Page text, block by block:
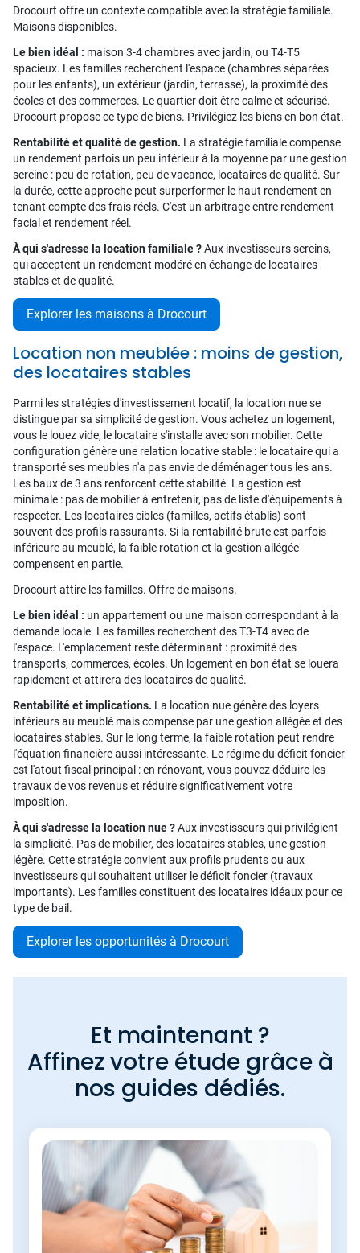
Drocourt offre un contexte compatible avec la stratégie familiale.
Maisons disponibles.
Le bien idéal : maison 3-4 chambres avec jardin, ou T4-T5
spacieux. Les familles recherchent l'espace (chambres séparées
pour les enfants), un extérieur (jardin, terrasse), la proximité des
écoles et des commerces. Le quartier doit être calme et sécurisé.
Drocourt propose ce type de biens. Privilégiez les biens en bon état.
Rentabilité et qualité de gestion. La stratégie familiale compense
un rendement parfois un peu inférieur à la moyenne par une gestion
sereine : peu de rotation, peu de vacance, locataires de qualité. Sur
la durée, cette approche peut surperformer le haut rendement en
tenant compte des frais réels. C'est un arbitrage entre rendement
facial et rendement réel.
À qui s'adresse la location familiale ?Aux investisseurs sereins,
qui acceptent un rendement modéré en échange de locataires
stables et de qualité.
Explorer les maisons à Drocourt
Location non meublée : moins de gestion,
des locataires stables
Parmi les stratégies d'investissement locatif, la location nue se
distingue par sa simplicité de gestion. Vous achetez un logement,
vous le louez vide, le locataire s'installe avec son mobilier. Cette
configuration génère une relation locative stable : le locataire qui a
transporté ses meubles n'a pas envie de déménager tous les ans.
Les baux de 3 ans renforcent cette stabilité. La gestion est
minimale : pas de mobilier à entretenir, pas de liste d'équipements à
respecter. Les locataires cibles (familles, actifs établis) sont
souvent des profils rassurants. Si la rentabilité brute est parfois
inférieure au meublé, la faible rotation et la gestion allégée
compensent en partie.
Drocourt attire les familles. Offre de maisons.
Le bien idéal : un appartement ou une maison correspondant à la
demande locale. Les familles recherchent des T3-T4 avec de
l'espace. L'emplacement reste déterminant : proximité des
transports, commerces, écoles. Un logement en bon état se louera
rapidement et attirera des locataires de qualité.
Rentabilité et implications. La location nue génère des loyers
inférieurs au meublé mais compense par une gestion allégée et des
locataires stables. Sur le long terme, la faible rotation peut rendre
l'équation financière aussi intéressante. Le régime du déficit foncier
est l'atout fiscal principal : en rénovant, vous pouvez déduire les
travaux de vos revenus et réduire significativement votre
imposition.
À qui s'adresse la location nue ?Aux investisseurs qui privilégient
la simplicité. Pas de mobilier, des locataires stables, une gestion
légère. Cette stratégie convient aux profils prudents ou aux
investisseurs qui souhaitent utiliser le déficit foncier (travaux
importants). Les familles constituent des locataires idéaux pour ce
type de bail.
Explorer les opportunités à Drocourt
Et maintenant ?
Affinez votre étude grâce à
nos guides dédiés.